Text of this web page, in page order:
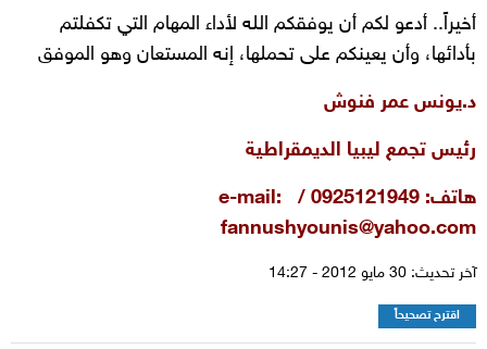
أخيراً.. أدعو لكم أن يوفقكم الله لأداء المهام التي تكفلتم
بأدائها، وأن يعينكم على تحملها، إنه المستعان وهو الموفق
د.يونس عمر فنوش
رئيس تجمع ليبيا الديمقراطية
هاتف: 0925121949 / e-mail:
fannushyounis@yahoo.com
آخر تحديث: 30 مايو 2012 - 14:27
اقترح تصحيحاً